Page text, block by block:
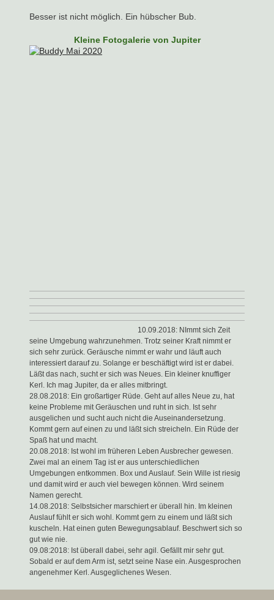
Besser ist nicht möglich. Ein hübscher Bub.
Kleine Fotogalerie von Jupiter
10.09.2018: NImmt sich Zeit
seine Umgebung wahrzunehmen. Trotz seiner Kraft nimmt er
sich sehr zurück. Geräusche nimmt er wahr und läuft auch
interessiert darauf zu. Solange er beschäftigt wird ist er dabei.
Läßt das nach, sucht er sich was Neues. Ein kleiner knuffiger
Kerl. Ich mag Jupiter, da er alles mitbringt.
28.08.2018: Ein großartiger Rüde. Geht auf alles Neue zu, hat
keine Probleme mit Geräuschen und ruht in sich. Ist sehr
ausgelichen und sucht auch nicht die Auseinandersetzung.
Kommt gern auf einen zu und läßt sich streicheln. Ein Rüde der
Spaß hat und macht.
20.08.2018: Ist wohl im früheren Leben Ausbrecher gewesen.
Zwei mal an einem Tag ist er aus unterschiedlichen
Umgebungen entkommen. Box und Auslauf. Sein Wille ist riesig
und damit wird er auch viel bewegen können. Wird seinem
Namen gerecht.
14.08.2018: Selbstsicher marschiert er überall hin. Im kleinen
Auslauf fühlt er sich wohl. Kommt gern zu einem und läßt sich
kuscheln. Hat einen guten Bewegungsablauf. Beschwert sich so
gut wie nie.
09.08:2018: Ist überall dabei, sehr agil. Gefällt mir sehr gut.
Sobald er auf dem Arm ist, setzt seine Nase ein. Ausgesprochen
angenehmer Kerl. Ausgeglichenes Wesen.